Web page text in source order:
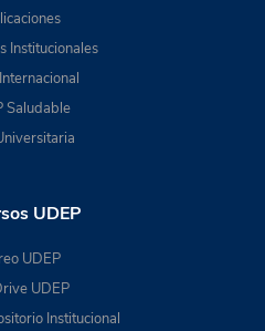
Institucionales
Saludable
UDEP
UDEP
UDEP
Institucional